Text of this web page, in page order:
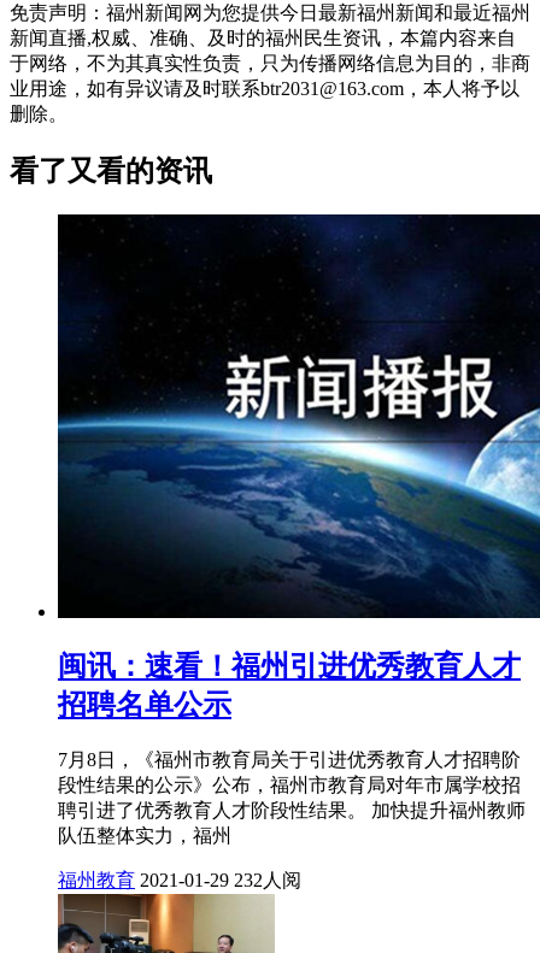
免责声明：福州新闻网为您提供今日最新福州新闻和最近福州
新闻直播,权威、准确、及时的福州民生资讯，本篇内容来自
于网络，不为其真实性负责，只为传播网络信息为目的，非商
业用途，如有异议请及时联系btr2031@163.com，本人将予以
删除。
看了又看的资讯
闽讯：速看！福州引进优秀教育人才
招聘名单公示
7月8日，《福州市教育局关于引进优秀教育人才招聘阶
段性结果的公示》公布，福州市教育局对年市属学校招
聘引进了优秀教育人才阶段性结果。 加快提升福州教师
队伍整体实力，福州
福州教育 2021-01-29 232人阅